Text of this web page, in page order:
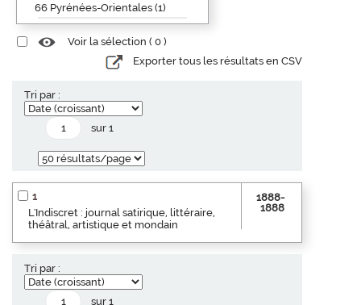
66 Pyrénées-Orientales (1)
Voir la sélection ( 0 )
Exporter tous les résultats en CSV
Tri par :
sur 1
1
L'Indiscret : journal satirique, littéraire,
théâtral, artistique et mondain
1888-
1888
Tri par :
sur 1